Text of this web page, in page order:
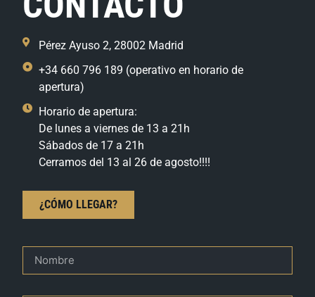
Pérez Ayuso 2, 28002 Madrid
+34 660 796 189 (operativo en horario de
apertura)
Horario de apertura:
De lunes a viernes de 13 a 21h
Sábados de 17 a 21h
Cerramos del 13 al 26 de agosto!!!!
¿CÓMO LLEGAR?